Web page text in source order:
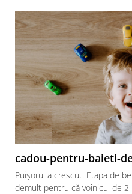
cadou-pentru-baieti-
Puișorul a crescut. Etapa de
demult pentru că voinicul de